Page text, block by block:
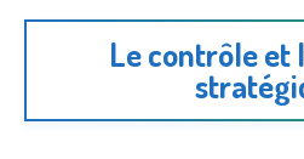
Le contrôle et